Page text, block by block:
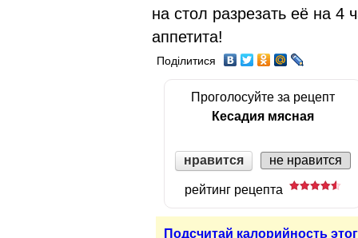
на стол разрезать её на 4
аппетита!
Поділитися
Проголосуйте за рецепт
Кесадия мясная
нравится не нравится
рейтинг рецепта
Подсчитай калорийность